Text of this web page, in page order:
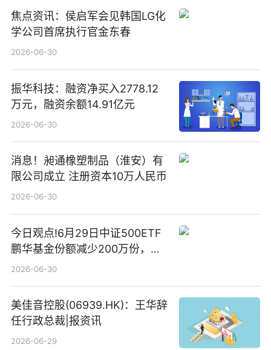
焦点资讯：侯启军会见韩国LG化
学公司首席执行官金东春
2026-06-30
振华科技：融资净买入2778.12
万元，融资余额14.91亿元
2026-06-30
消息！昶通橡塑制品（淮安）有
限公司成立 注册资本10万人民币
2026-06-30
今日观点!6月29日中证500ETF
鹏华基金份额减少200万份，重
仓股亨通光电、赤峰黄金、佰维
2026-06-30
美佳音控股(06939.HK)：王华辞
任行政总裁|报资讯
2026-06-29